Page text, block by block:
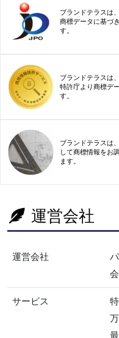
ブランドテラスは
商標データに基づ
す。
ブランドテラスは
特許庁より商標デ
す。
ブランドテラスは
して商標情報をお
ます。
運営会社
運営会社
サービス